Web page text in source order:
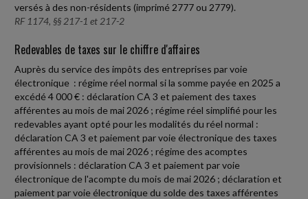
versés à des non-résidents (imprimé 2777 ou 2779).
RF 1174, §§ 217-1 et 217-2
Redevables de taxes sur le chiffre d'affaires
Auprès du service des impôts des entreprises par voie
électronique : régime réel normal si la somme payée en 2025 a
excédé 4 000 € : déclaration CA 3 et paiement des taxes
afférentes au mois de mai 2026 ; régime réel simplifié pour les
redevables ayant opté pour les modalités du réel normal :
déclaration CA 3 et paiement par voie électronique des taxes
afférentes au mois de mai 2026 ; régime des acomptes
provisionnels : déclaration CA 3 et paiement par voie
électronique de l'acompte du mois de mai 2026 ; déclaration et
paiement par voie électronique du solde des taxes afférentes